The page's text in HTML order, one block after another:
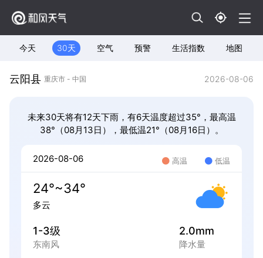
今天 30天 空气 预警 生活指数 地图
云阳县 重庆市 - 中国 2026-08-06
未来30天将有12天下雨，有6天温度超过35°，最高温
38°（08月13日），最低温21°（08月16日）。
2026-08-06 高温 低温
24°~34°
多云
1-3级
东南风
2.0mm
降水量